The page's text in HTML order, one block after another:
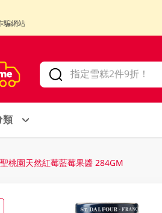
騙網站
類
桃園天然紅莓藍莓果醬 284GM